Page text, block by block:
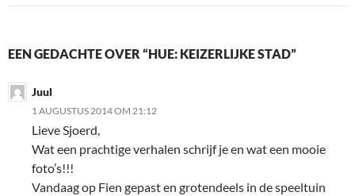
EEN GEDACHTE OVER “HUE: KEIZERLIJKE STAD”
Juul
1 AUGUSTUS 2014 OM 21:12
Lieve Sjoerd,
Wat een prachtige verhalen schrijf je en wat een mooie
foto’s!!!
Vandaag op Fien gepast en grotendeels in de speeltuin